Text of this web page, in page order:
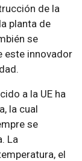
de la
planta de
se
este innovador
a la UE ha
la cual
se
La
el